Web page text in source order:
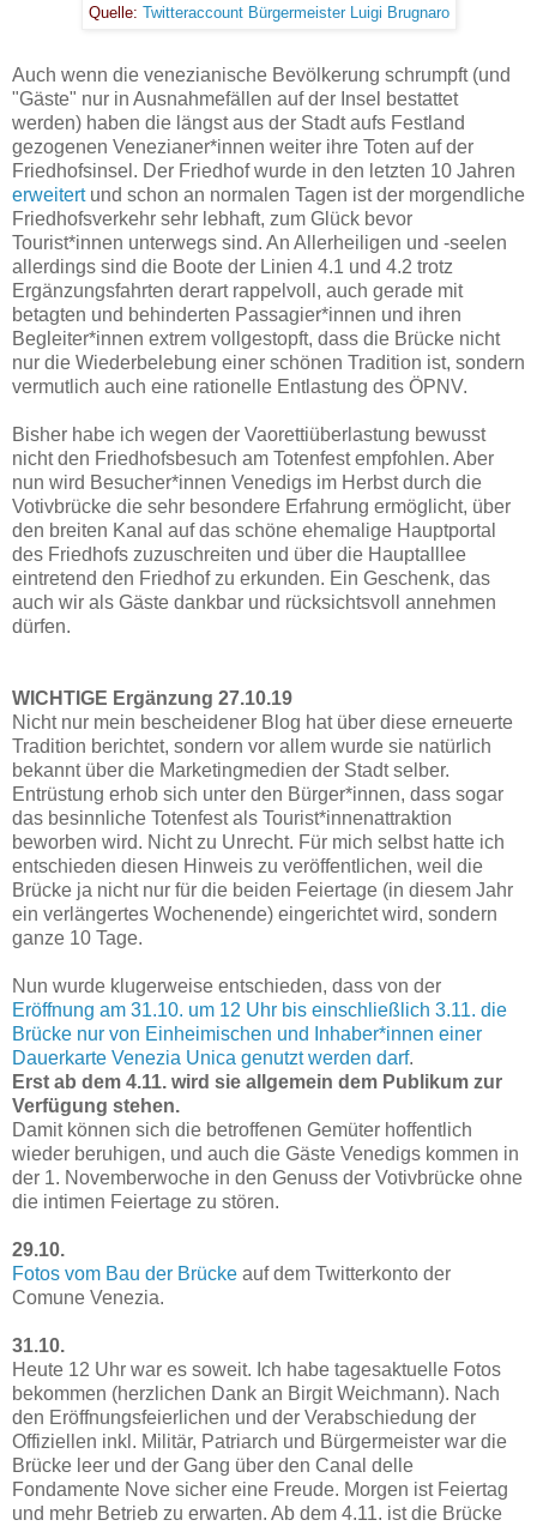
Quelle: Twitteraccount Bürgermeister Luigi Brugnaro
Auch wenn die venezianische Bevölkerung schrumpft (und
"Gäste" nur in Ausnahmefällen auf der Insel bestattet
werden) haben die längst aus der Stadt aufs Festland
gezogenen Venezianer*innen weiter ihre Toten auf der
Friedhofsinsel. Der Friedhof wurde in den letzten 10 Jahren
erweitertund schon an normalen Tagen ist der morgendliche
Friedhofsverkehr sehr lebhaft, zum Glück bevor
Tourist*innen unterwegs sind. An Allerheiligen und -seelen
allerdings sind die Boote der Linien 4.1 und 4.2 trotz
Ergänzungsfahrten derart rappelvoll, auch gerade mit
betagten und behinderten Passagier*innen und ihren
Begleiter*innen extrem vollgestopft, dass die Brücke nicht
nur die Wiederbelebung einer schönen Tradition ist, sondern
vermutlich auch eine rationelle Entlastung des ÖPNV.
Bisher habe ich wegen der Vaorettiüberlastung bewusst
nicht den Friedhofsbesuch am Totenfest empfohlen. Aber
nun wird Besucher*innen Venedigs im Herbst durch die
Votivbrücke die sehr besondere Erfahrung ermöglicht, über
den breiten Kanal auf das schöne ehemalige Hauptportal
des Friedhofs zuzuschreiten und über die Hauptalllee
eintretend den Friedhof zu erkunden. Ein Geschenk, das
auch wir als Gäste dankbar und rücksichtsvoll annehmen
dürfen.
WICHTIGE Ergänzung 27.10.19
Nicht nur mein bescheidener Blog hat über diese erneuerte
Tradition berichtet, sondern vor allem wurde sie natürlich
bekannt über die Marketingmedien der Stadt selber.
Entrüstung erhob sich unter den Bürger*innen, dass sogar
das besinnliche Totenfest als Tourist*innenattraktion
beworben wird. Nicht zu Unrecht. Für mich selbst hatte ich
entschieden diesen Hinweis zu veröffentlichen, weil die
Brücke ja nicht nur für die beiden Feiertage (in diesem Jahr
ein verlängertes Wochenende) eingerichtet wird, sondern
ganze 10 Tage.
Nun wurde klugerweise entschieden, dass von der
Eröffnung am 31.10. um 12 Uhr bis einschließlich 3.11. die
Brücke nur von Einheimischen und Inhaber*innen einer
Dauerkarte Venezia Unica genutzt werden darf.
Erst ab dem 4.11. wird sie allgemein dem Publikum zur
Verfügung stehen.
Damit können sich die betroffenen Gemüter hoffentlich
wieder beruhigen, und auch die Gäste Venedigs kommen in
der 1. Novemberwoche in den Genuss der Votivbrücke ohne
die intimen Feiertage zu stören.
29.10.
Fotos vom Bau der Brücke auf dem Twitterkonto der
Comune Venezia.
31.10.
Heute 12 Uhr war es soweit. Ich habe tagesaktuelle Fotos
bekommen (herzlichen Dank an Birgit Weichmann). Nach
den Eröffnungsfeierlichen und der Verabschiedung der
Offiziellen inkl. Militär, Patriarch und Bürgermeister war die
Brücke leer und der Gang über den Canal delle
Fondamente Nove sicher eine Freude. Morgen ist Feiertag
und mehr Betrieb zu erwarten. Ab dem 4.11. ist die Brücke